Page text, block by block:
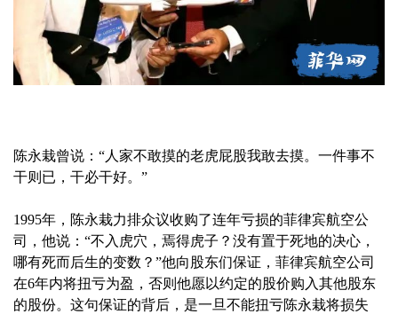
陈永栽曾说：“人家不敢摸的老虎屁股我敢去摸。一件事不
干则已，干必干好。”
1995年，陈永栽力排众议收购了连年亏损的菲律宾航空公
司，他说：“不入虎穴，焉得虎子？没有置于死地的决心，
哪有死而后生的变数？”他向股东们保证，菲律宾航空公司
在6年内将扭亏为盈，否则他愿以约定的股价购入其他股东
的股份。这句保证的背后，是一旦不能扭亏陈永栽将损失